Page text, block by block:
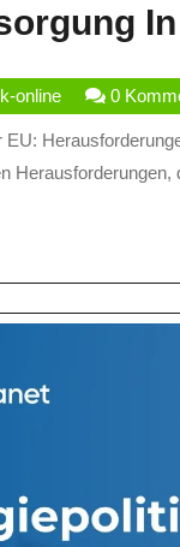
onlineilk-
online
0
Herausforderungen,